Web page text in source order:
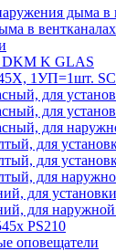
дыма
в
DKM K GLAS
1УП=1шт.
для
для
для
для
для
для
для
для
PS210
оповещатели